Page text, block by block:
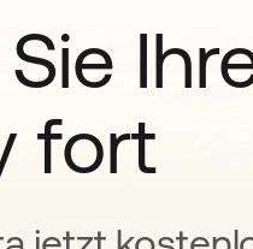
fort